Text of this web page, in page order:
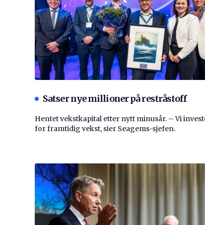
Satser nye millioner på restråstoff
Hentet vekstkapital etter nytt minusår. – Vi
for framtidig vekst, sier Seagems-sjefen.